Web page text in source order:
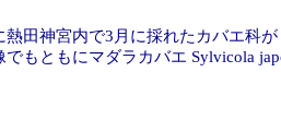
田神宮内で3月に採れたカバエ科
ともにマダラカバエ Sylvicola